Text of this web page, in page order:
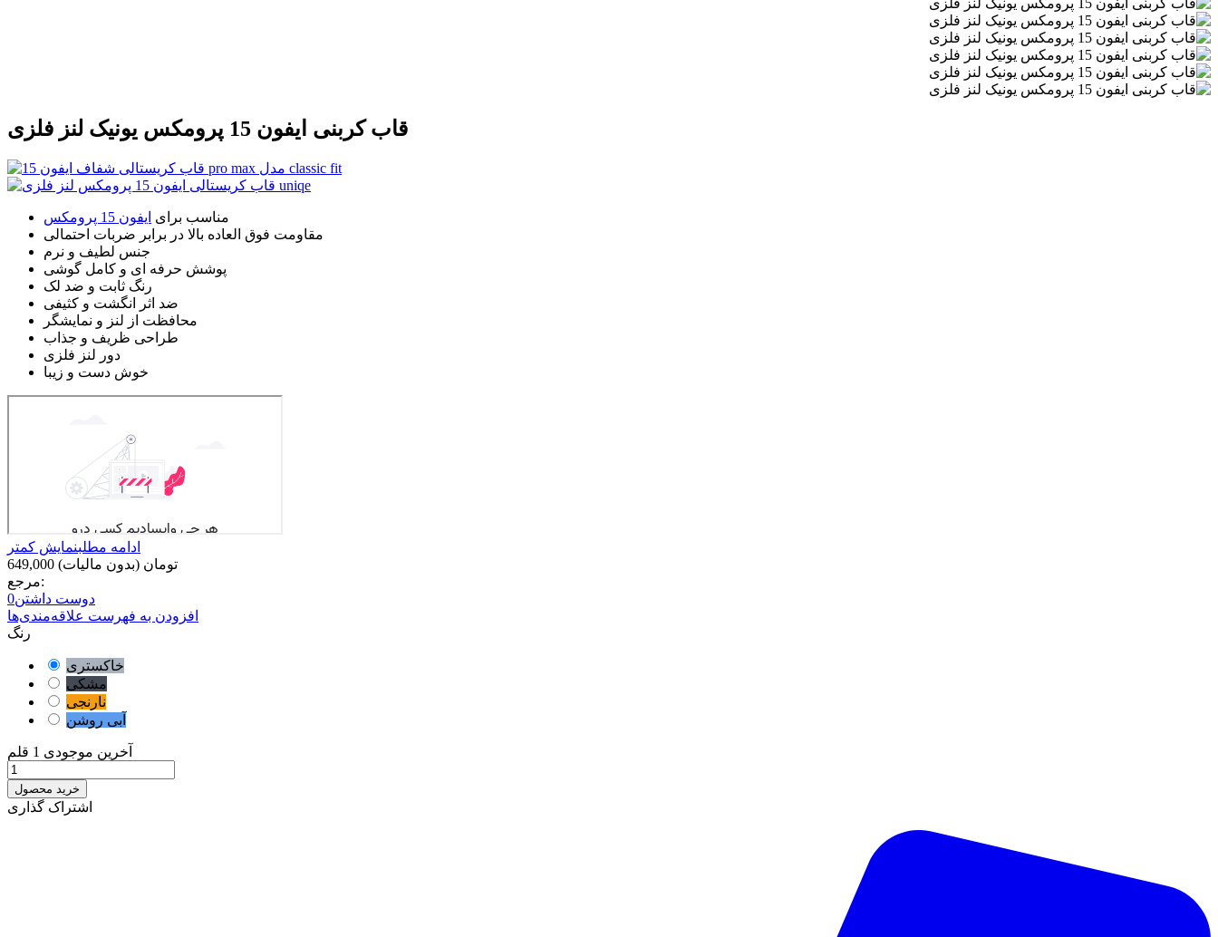
قاب کربنی ایفون 15 پرومکس یونیک لنز فلزی
مناسب برای ایفون 15 پرومکس
مقاومت فوق العاده بالا در برابر ضربات احتمالی
جنس لطیف و نرم
پوشش حرفه ای و کامل گوشی
رنگ ثابت و ضد لک
ضد اثر انگشت و کثیفی
محافظت از لنز و نمایشگر
طراحی ظریف و جذاب
دور لنز فلزی
خوش دست و زیبا
ادامه مطلبنمایش کمتر
649,000 تومان (بدون مالیات)
مرجع:
دوست داشتن0
افزودن به فهرست علاقه‌مندی‌ها
رنگ
خاکستری
مشکی
نارنجی
آبی روشن
آخرین موجودی 1 قلم
خرید محصول
اشتراک گذاری